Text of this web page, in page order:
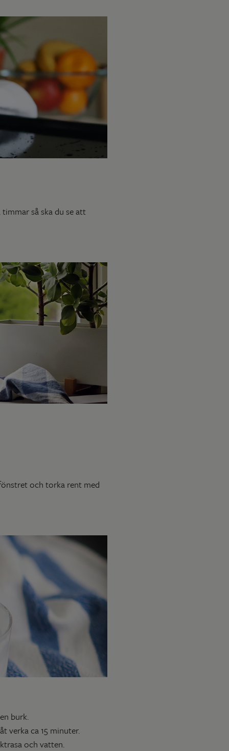
så ska du se att
och torka rent med
burk.
verka ca 15 minuter.
och vatten.